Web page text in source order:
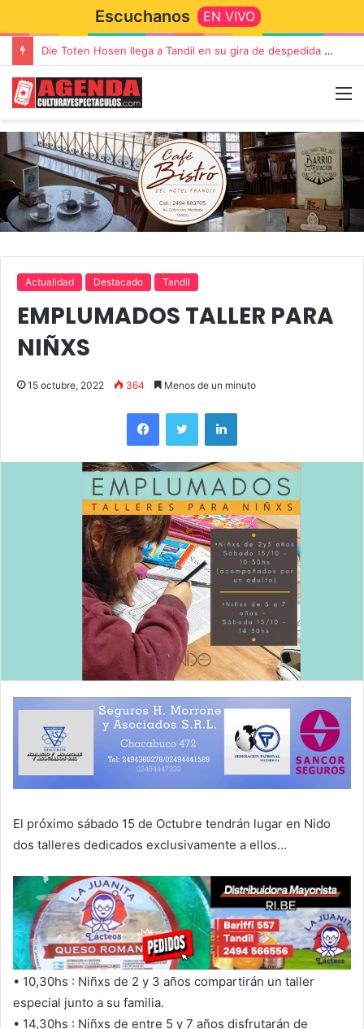
Escuchanos EN VIVO
Die Toten Hosen llega a Tandil en su gira de despedida «Fútbol, Asado, Vino y Adiós Amigos»
Actualidad Destacado Tandil
EMPLUMADOS TALLER PARA
NIÑXS
15 octubre, 2022 364 Menos de un minuto
El próximo sábado 15 de Octubre tendrán lugar en Nido
dos talleres dedicados exclusivamente a ellos…
• 10,30hs : Niñxs de 2 y 3 años compartirán un taller
especial junto a su familia.
• 14,30hs : Niñxs de entre 5 y 7 años disfrutarán de